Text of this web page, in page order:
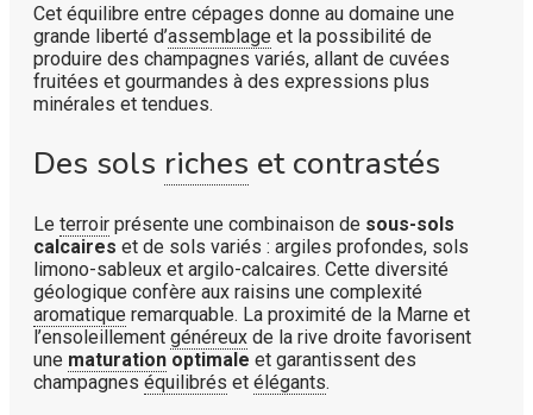
Cet équilibre entre cépages donne au domaine une
grande liberté d’assemblage et la possibilité de
produire des champagnes variés, allant de cuvées
fruitées et gourmandes à des expressions plus
minérales et tendues.
Des sols riches et contrastés
Le terroir présente une combinaison de sous-sols
calcaires et de sols variés : argiles profondes, sols
limono-sableux et argilo-calcaires. Cette diversité
géologique confère aux raisins une complexité
aromatique remarquable. La proximité de la Marne et
l’ensoleillement généreux de la rive droite favorisent
une maturation optimale et garantissent des
champagnes équilibrés et élégants.